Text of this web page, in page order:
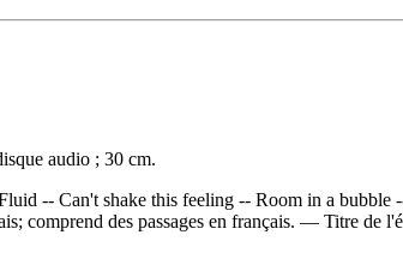
audio ; 30 cm.
-- Can't shake this feeling -- Room in a bubble
comprend des passages en français. — Titre de